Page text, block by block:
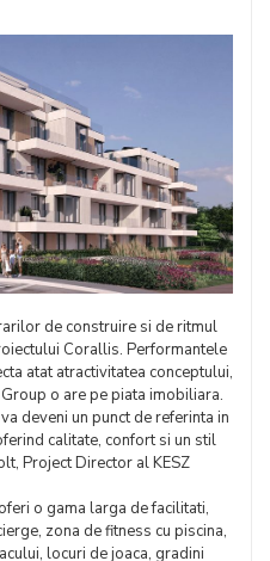
de construire si de ritmul
Corallis. Performantele
atat atractivitatea conceptului,
o are pe piata imobiliara.
deveni un punct de referinta in
calitate, confort si un stil
Project Director al KESZ
o gama larga de facilitati,
zona de fitness cu piscina,
locuri de joaca, gradini